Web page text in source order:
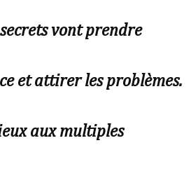
vont prendre
et attirer les problèmes.
aux multiples